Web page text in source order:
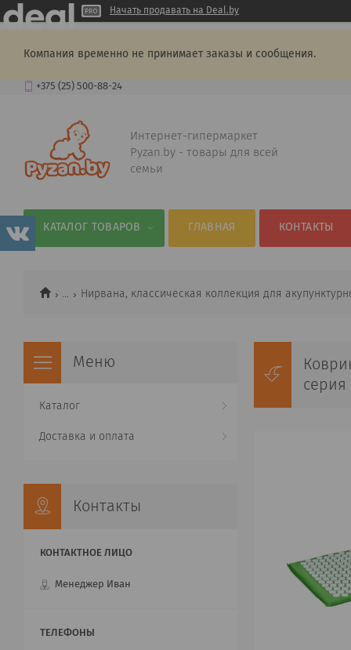
Начать продавать на Deal.by
Компания временно не принимает заказы и сообщения.
+375 (25) 500-88-24
Интернет-гипермаркет
Pyzan.by - товары для всей
семьи
КАТАЛОГ ТОВАРОВ ГЛАВНАЯ КОНТАКТЫ
... Нирвана, классическая коллекция для
серия
Каталог
Доставка и оплата
Контакты
Менеджер Иван